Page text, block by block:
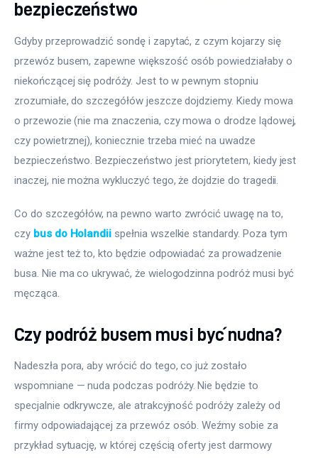
bezpieczeństwo
Gdyby przeprowadzić sondę i zapytać, z czym kojarzy się
przewóz busem, zapewne większość osób powiedziałaby o
niekończącej się podróży. Jest to w pewnym stopniu
zrozumiałe, do szczegółów jeszcze dojdziemy. Kiedy mowa
o przewozie (nie ma znaczenia, czy mowa o drodze lądowej,
czy powietrznej), koniecznie trzeba mieć na uwadze
bezpieczeństwo. Bezpieczeństwo jest priorytetem, kiedy jest
inaczej, nie można wykluczyć tego, że dojdzie do tragedii.
Co do szczegółów, na pewno warto zwrócić uwagę na to,
czy bus do Holandii spełnia wszelkie standardy. Poza tym
ważne jest też to, kto będzie odpowiadać za prowadzenie
busa. Nie ma co ukrywać, że wielogodzinna podróż musi być
męcząca.
Czy podróż busem musi być nudna?
Nadeszła pora, aby wrócić do tego, co już zostało
wspomniane — nuda podczas podróży. Nie będzie to
specjalnie odkrywcze, ale atrakcyjność podróży zależy od
firmy odpowiadającej za przewóz osób. Weźmy sobie za
przykład sytuację, w której częścią oferty jest darmowy